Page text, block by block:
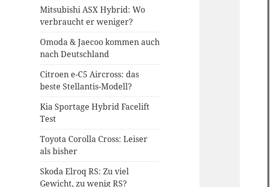
Mitsubishi ASX Hybrid: Wo
verbraucht er weniger?
Omoda & Jaecoo kommen auch
nach Deutschland
Citroen e-C5 Aircross: das
beste Stellantis-Modell?
Kia Sportage Hybrid Facelift
Test
Toyota Corolla Cross: Leiser
als bisher
Skoda Elroq RS: Zu viel
Gewicht, zu wenig RS?